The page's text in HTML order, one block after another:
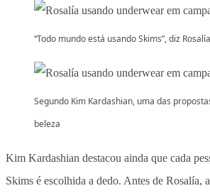
“Todo mundo está usando Skims”, diz
Segundo Kim Kardashian, uma das
beleza
Kim Kardashian destacou ainda que cada
Skims é escolhida a dedo. Antes de Rosalía,